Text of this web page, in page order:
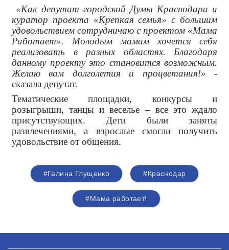
«Как депутат городской Думы Краснодара и
куратор проекта «Крепкая семья» с большим
удовольствием сотрудничаю с проектом «Мама
Работает». Молодым мамам хочется себя
реализовать в разных областях. Благодаря
данному проекту это становится возможным.
Желаю вам долголетия и процветания!» -
сказала депутат.
Тематические площадки, конкурсы и
розыгрыши, танцы и веселье – все это ждало
присутствующих. Дети были заняты
развлечениями, а взрослые смогли получить
удовольствие от общения.
#Галина Глущенко #Краснодар
#Мама работает!